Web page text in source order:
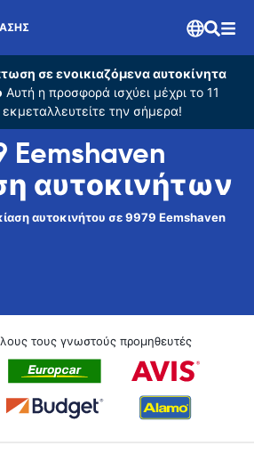
σε ενοικιαζόμενα αυτοκίνητα
Αυτή η προσφορά ισχύει μέχρι το 11
την σήμερα!
Eemshaven
αυτοκινήτων
αυτοκινήτου σε 9979 Eemshaven
τους γνωστούς προμηθευτές